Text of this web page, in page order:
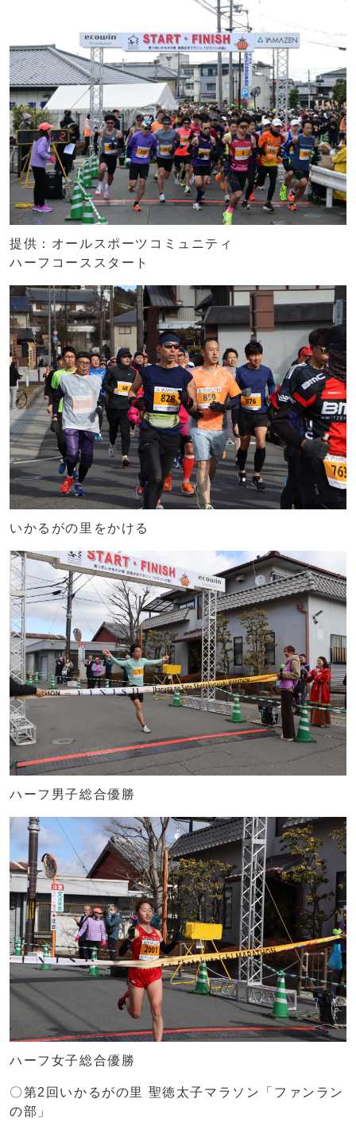
提供：オールスポーツコミュニティ
ハーフコーススタート
いかるがの里をかける
ハーフ男子総合優勝
ハーフ女子総合優勝
〇第2回いかるがの里 聖徳太子マラソン「ファンラン
の部」